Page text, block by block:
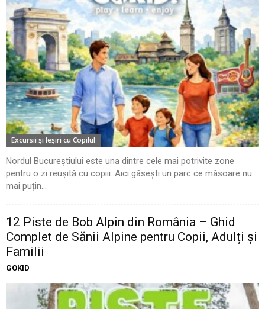
Excursii şi Ieşiri cu Copilul
Nordul Bucureștiului este una dintre cele mai potrivite zone
pentru o zi reușită cu copiii. Aici găsești un parc ce măsoare nu
mai puțin...
12 Piste de Bob Alpin din România – Ghid
Complet de Sănii Alpine pentru Copii, Adulți și
Familii
GOKID